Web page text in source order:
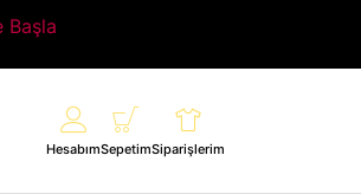
Başla
HesabımSepetimSiparişlerim